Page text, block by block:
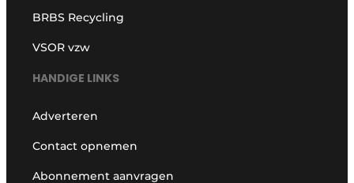
BRBS Recycling
VSOR vzw
HANDIGE LINKS
Adverteren
Contact opnemen
Abonnement aanvragen